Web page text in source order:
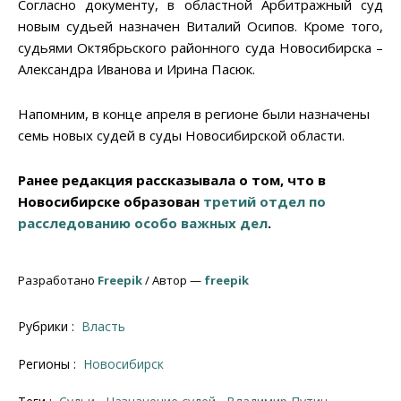
Согласно документу, в областной Арбитражный суд
новым судьей назначен Виталий Осипов. Кроме того,
судьями Октябрьского районного суда Новосибирска –
Александра Иванова и Ирина Пасюк.
Напомним, в конце апреля в регионе были назначены
семь новых судей в суды Новосибирской области.
Ранее редакция рассказывала о том, что в
Новосибирске образован третий отдел по
расследованию особо важных дел.
Разработано Freepik/ Автор — freepik
Рубрики : Власть
Регионы : Новосибирск